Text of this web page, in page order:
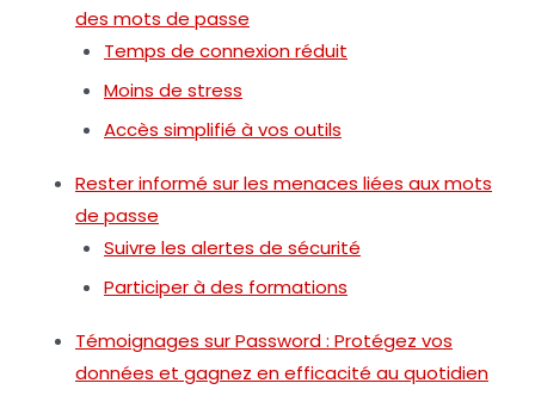
des mots de passe
Temps de connexion réduit
Moins de stress
Accès simplifié à vos outils
Rester informé sur les menaces liées aux mots
de passe
Suivre les alertes de sécurité
Participer à des formations
Témoignages sur Password : Protégez vos
données et gagnez en efficacité au quotidien